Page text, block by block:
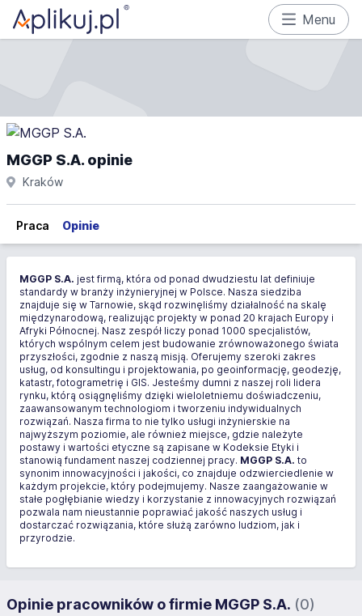
Menu
MGGP S.A. opinie
Kraków
Praca Opinie
MGGP S.A. jest firmą, która od ponad dwudziestu lat definiuje
standardy w branży inżynieryjnej w Polsce. Nasza siedziba
znajduje się w Tarnowie, skąd rozwinęliśmy działalność na skalę
międzynarodową, realizując projekty w ponad 20 krajach Europy i
Afryki Północnej. Nasz zespół liczy ponad 1000 specjalistów,
których wspólnym celem jest budowanie zrównoważonego świata
przyszłości, zgodnie z naszą misją. Oferujemy szeroki zakres
usług, od konsultingu i projektowania, po geoinformację, geodezję,
katastr, fotogrametrię i GIS. Jesteśmy dumni z naszej roli lidera
rynku, którą osiągnęliśmy dzięki wieloletniemu doświadczeniu,
zaawansowanym technologiom i tworzeniu indywidualnych
rozwiązań. Nasza firma to nie tylko usługi inżynierskie na
najwyższym poziomie, ale również miejsce, gdzie należyte
postawy i wartości etyczne są zapisane w Kodeksie Etyki i
stanowią fundament naszej codziennej pracy. MGGP S.A. to
synonim innowacyjności i jakości, co znajduje odzwierciedlenie w
każdym projekcie, który podejmujemy. Nasze zaangażowanie w
stałe pogłębianie wiedzy i korzystanie z innowacyjnych rozwiązań
pozwala nam nieustannie poprawiać jakość naszych usług i
dostarczać rozwiązania, które służą zarówno ludziom, jak i
przyrodzie.
Opinie pracowników o firmie MGGP S.A. (0)